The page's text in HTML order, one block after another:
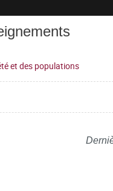
et des populations